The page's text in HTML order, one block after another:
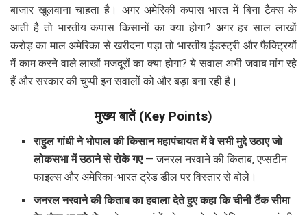
बाजार खुलवाना चाहता है। अगर अमेरिकी कपास भारत में बिना टैक्स के
आती है तो भारतीय कपास किसानों का क्या होगा? अगर हर साल लाखों
करोड़ का माल अमेरिका से खरीदना पड़ा तो भारतीय इंडस्ट्री और फैक्ट्रियों
में काम करने वाले लाखों मजदूरों का क्या होगा? ये सवाल अभी जवाब मांग रहे
हैं और सरकार की चुप्पी इन सवालों को और बड़ा बना रही है।
मुख्य बातें (Key Points)
राहुल गांधी ने भोपाल की किसान महापंचायत में वे सभी मुद्दे उठाए जो
लोकसभा में उठाने से रोके गए— जनरल नरवाने की किताब, एप्सटीन
फाइल्स और अमेरिका-भारत ट्रेड डील पर विस्तार से बोले।
जनरल नरवाने की किताब का हवाला देते हुए कहा कि चीनी टैंक सीमा